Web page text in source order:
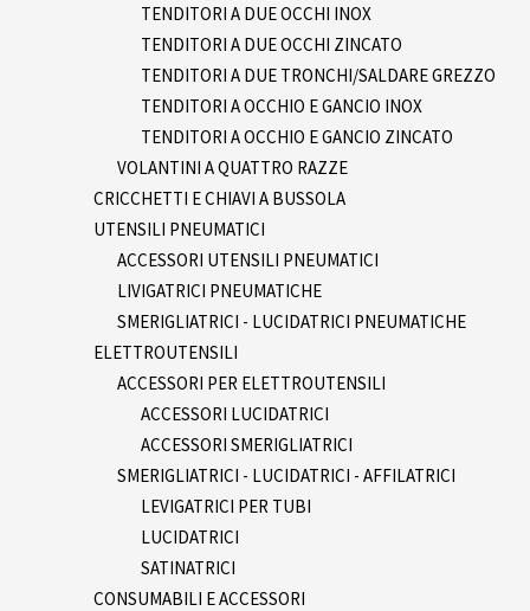
TENDITORI A DUE OCCHI INOX
TENDITORI A DUE OCCHI ZINCATO
TENDITORI A DUE TRONCHI/SALDARE GREZZO
TENDITORI A OCCHIO E GANCIO INOX
TENDITORI A OCCHIO E GANCIO ZINCATO
VOLANTINI A QUATTRO RAZZE
CRICCHETTI E CHIAVI A BUSSOLA
UTENSILI PNEUMATICI
ACCESSORI UTENSILI PNEUMATICI
LIVIGATRICI PNEUMATICHE
SMERIGLIATRICI - LUCIDATRICI PNEUMATICHE
ELETTROUTENSILI
ACCESSORI PER ELETTROUTENSILI
ACCESSORI LUCIDATRICI
ACCESSORI SMERIGLIATRICI
SMERIGLIATRICI - LUCIDATRICI - AFFILATRICI
LEVIGATRICI PER TUBI
LUCIDATRICI
SATINATRICI
CONSUMABILI E ACCESSORI